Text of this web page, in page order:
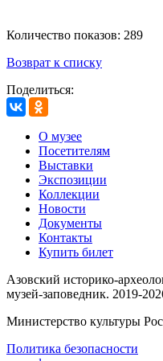
Количество показов: 289
Возврат к списку
Поделиться:
О музее
Посетителям
Выставки
Экспозиции
Коллекции
Новости
Документы
Контакты
Купить билет
Азовский
музей‑заповедник. 2019-
Министерство культуры
Политика безопасности